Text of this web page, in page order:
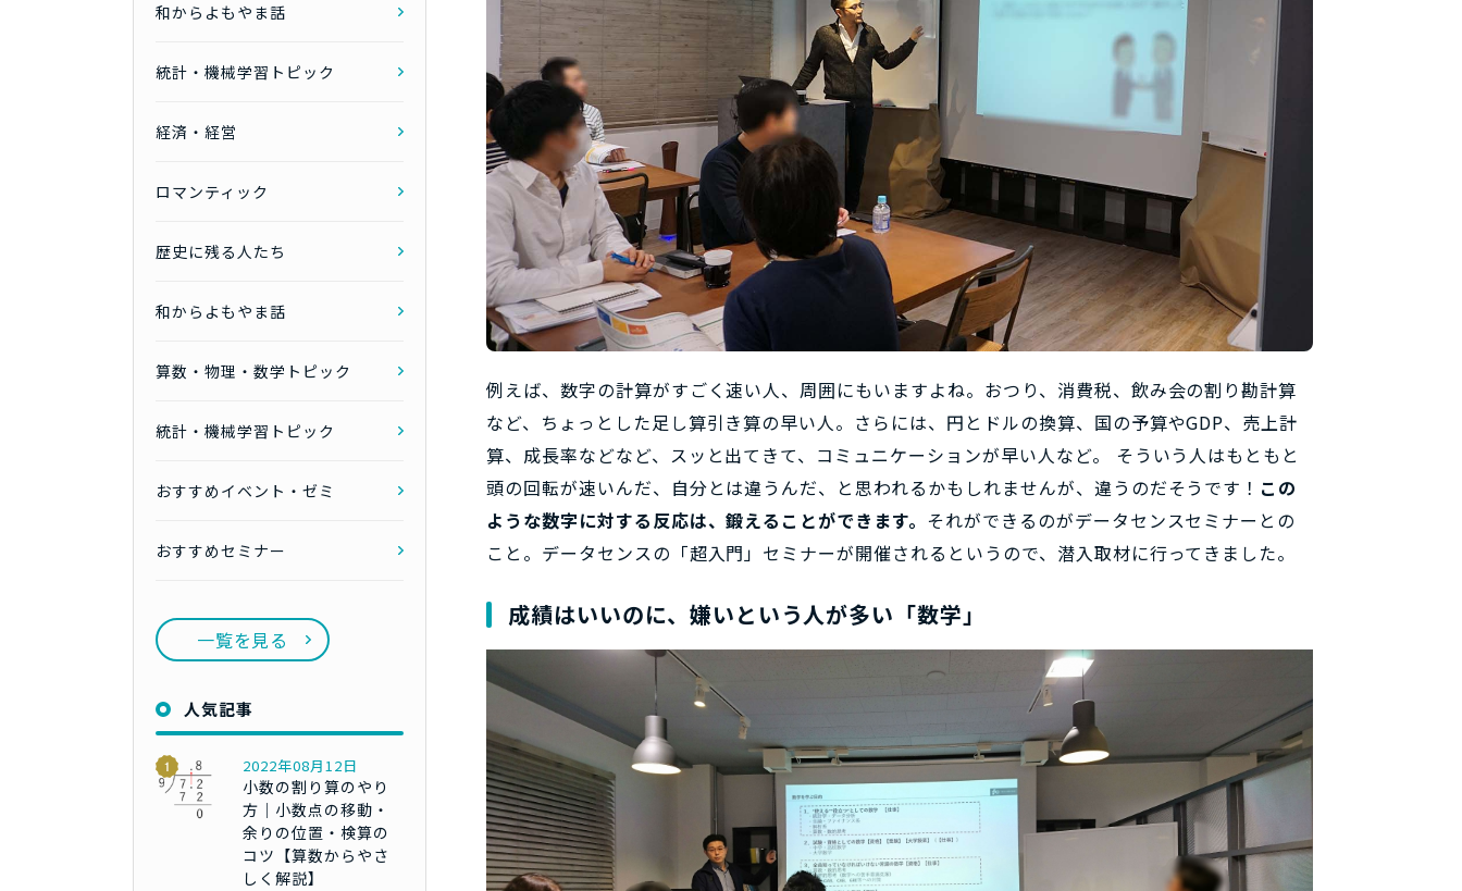
例えば、数字の計算がすごく速い人、周囲にもいますよね。おつり、消費税、飲み会の割り勘計算
など、ちょっとした足し算引き算の早い人。さらには、円とドルの換算、国の予算やGDP、売上計
算、成長率などなど、スッと出てきて、コミュニケーションが早い人など。 そういう人はもともと
頭の回転が速いんだ、自分とは違うんだ、と思われるかもしれませんが、違うのだそうです！ この
ような数字に対する反応は、鍛えることができます。 それができるのがデータセンスセミナーとの
こと。データセンスの「超入門」セミナーが開催されるというので、潜入取材に行ってきました。
成績はいいのに、嫌いという人が多い「数学」
和からよもやま話
統計・機械学習トピック
経済・経営
ロマンティック
歴史に残る人たち
和からよもやま話
算数・物理・数学トピック
統計・機械学習トピック
おすすめイベント・ゼミ
おすすめセミナー
一覧を見る
人気記事
2022年08月12日
小数の割り算のやり
方｜小数点の移動・
余りの位置・検算の
コツ【算数からやさ
しく解説】